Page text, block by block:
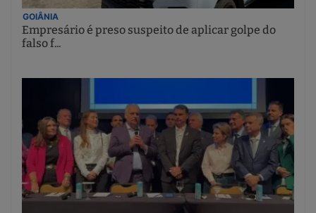
GOIÂNIA
Empresário é preso suspeito de aplicar golpe do
falso f...